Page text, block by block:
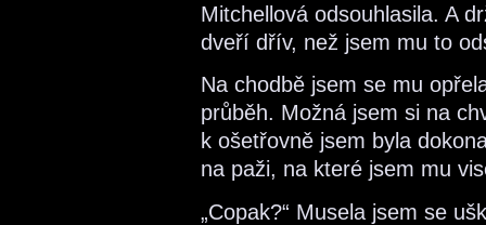
Mitchellová odsouhlasila. A
dveří dřív, než jsem mu to
Na chodbě jsem se mu
průběh. Možná jsem si na
k ošetřovně jsem byla
na paži, na které jsem mu
„Copak?“ Musela jsem se